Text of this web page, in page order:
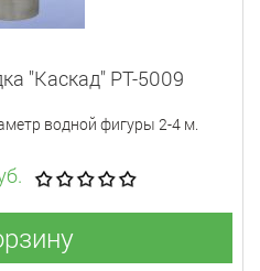
"Каскад" PT-5009
водной фигуры 2-4 м.